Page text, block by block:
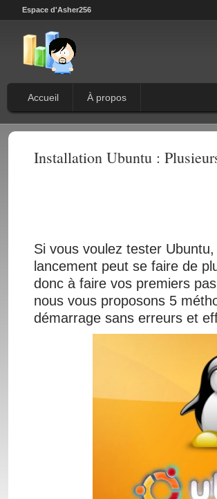
Espace d'Asher256
Accueil À propos
Installation Ubuntu :
Si vous voulez tester
lancement peut se faire de
donc à faire vos premiers
nous vous proposons 5
démarrage sans erreurs et